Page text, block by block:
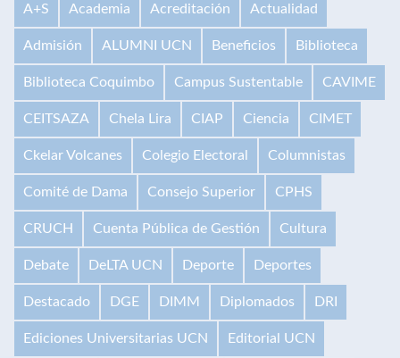
A+S Academia Acreditación Actualidad
Admisión ALUMNI UCN Beneficios Biblioteca
Biblioteca Coquimbo Campus Sustentable CAVIME
CEITSAZA Chela Lira CIAP Ciencia CIMET
Ckelar Volcanes Colegio Electoral Columnistas
Comité de Dama Consejo Superior CPHS
CRUCH Cuenta Pública de Gestión Cultura
Debate DeLTA UCN Deporte Deportes
Destacado DGE DIMM Diplomados DRI
Ediciones Universitarias UCN Editorial UCN